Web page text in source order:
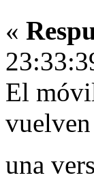
«
El
una